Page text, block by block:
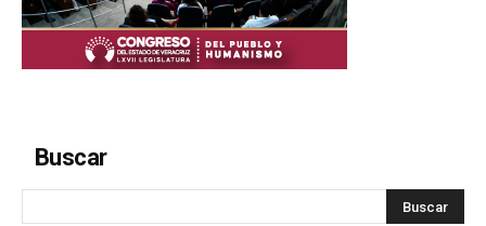
Buscar